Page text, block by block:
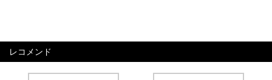
レコメンド